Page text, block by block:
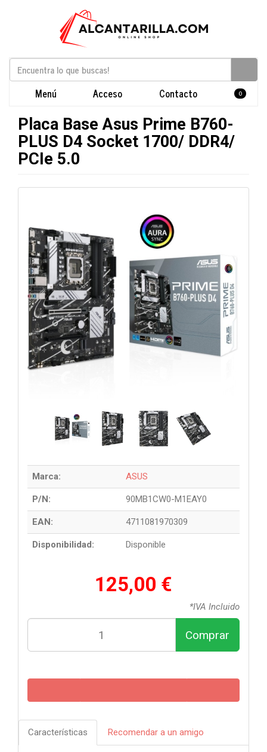
Menú Acceso Contacto 0
Placa Base Asus Prime B760-
PLUS D4 Socket 1700/ DDR4/
PCIe 5.0
Marca: ASUS
P/N: 90MB1CW0-M1EAY0
EAN: 4711081970309
Disponibilidad: Disponible
125,00 €
*IVA Incluido
Comprar
Características Recomendar a un amigo